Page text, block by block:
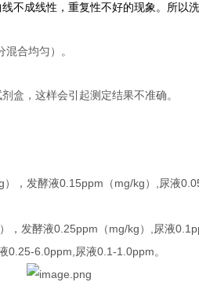
不成线性，重复性不好的现象。所以
合均匀）。
盒，这样会引起测定结果不准确。
），发酵液0.15ppm （ mg/kg ） 尿液
），发酵液0.25ppm （ mg/kg ） 尿液
0.25-6.0ppm, 尿液0.1-1.0ppm。